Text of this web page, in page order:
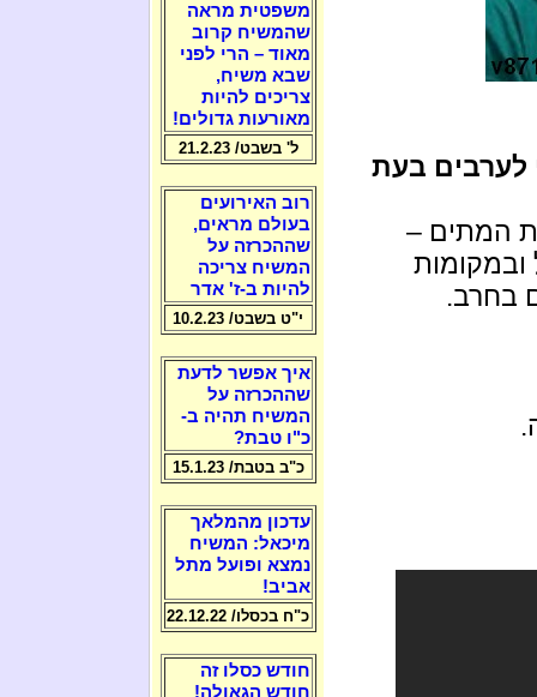
לערבים בעת
המתים –
ובמקומות
בחרב.
משפטית מראה
שהמשיח קרוב
מאוד – הרי לפני
שבא משיח,
צריכים להיות
מאורעות גדולים!
ל' בשבט/ 21.2.23
רוב האירועים
בעולם מראים,
שההכרזה על
המשיח צריכה
להיות ב-ז' אדר
י"ט בשבט/ 10.2.23
איך אפשר לדעת
שההכרזה על
המשיח תהיה ב-
כ"ו טבת?
כ"ב בטבת/ 15.1.23
עדכון מהמלאך
מיכאל: המשיח
נמצא ופועל מתל
אביב!
כ"ח בכסלו/ 22.12.22
חודש כסלו זה
חודש הגאולה!